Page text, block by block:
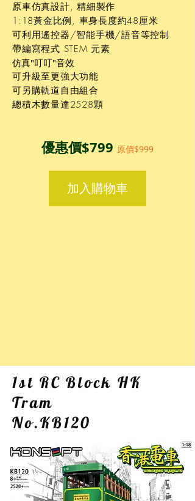
原車仿真設計, 精細製作
1:18黃金比例, 車身長度約48厘米
可利用遙控器/智能手機/語音等控制
帶編寫程式 STEM 元素
仿真"叮叮"音效
可升級至更強大功能
可另購軌道自由組合
總積木數量達2528顆
優惠價$799 ​原價$999
加入購物車
1st RC Block HK
Tram
No.KB120